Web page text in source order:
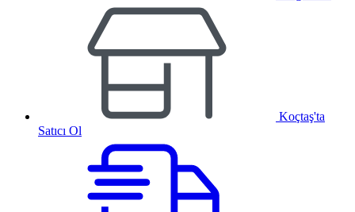
Koçtaş'ta
Satıcı Ol